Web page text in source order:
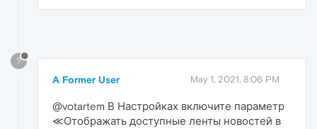
?
A Former User May 1, 2021, 8:06 PM
@votartem В Настройках включите параметр
≪Отображать доступные ленты новостей в